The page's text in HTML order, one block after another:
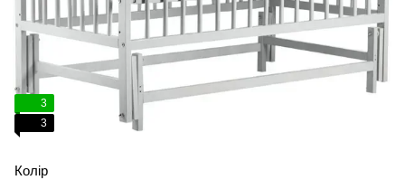
3
3
Колір